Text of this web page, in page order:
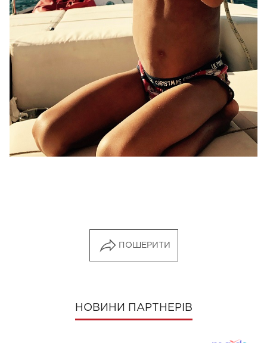
ПОШЕРИТИ
НОВИНИ ПАРТНЕРІВ